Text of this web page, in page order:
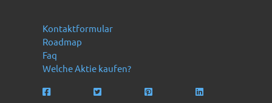
Kontaktformular
Roadmap
Faq
Welche Aktie kaufen?